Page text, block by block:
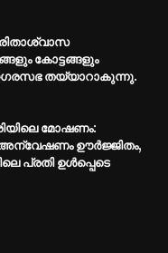
കോട്ടങ്ങളും
തയ്യാറാകുന്നു.
മോഷണം:
ഊര്‍ജ്ജിതം,
പ്രതി ഉള്‍പ്പെടെ